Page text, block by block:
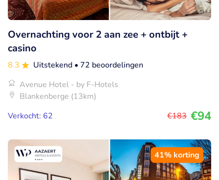
Overnachting voor 2 aan zee + ontbijt +
casino
8.3 Uitstekend • 72 beoordelingen
Avenue Hotel - by F-Hotels
Blankenberge (13km)
Verkocht: 62
€183 €94
41% korting